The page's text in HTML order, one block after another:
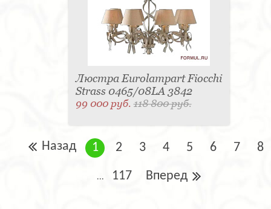
Люстра Eurolampart Fiocchi
Strass 0465/08LA 3842
99 000 руб.118 800 руб.
Назад 1 2 3 4 5 6 7 8
... 117 Вперед